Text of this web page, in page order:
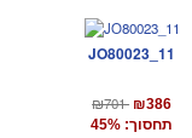
JO80023_11
₪701 ₪386
תחסוך: 45%